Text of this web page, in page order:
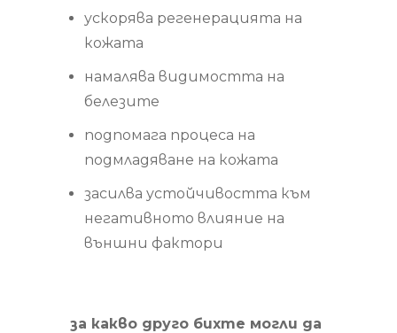
ускорява регенерацията на
кожата
намалява видимостта на
белезите
подпомага процеса на
подмладяване на кожата
засилва устойчивостта към
негативното влияние на
външни фактори
за какво друго бихте могли да